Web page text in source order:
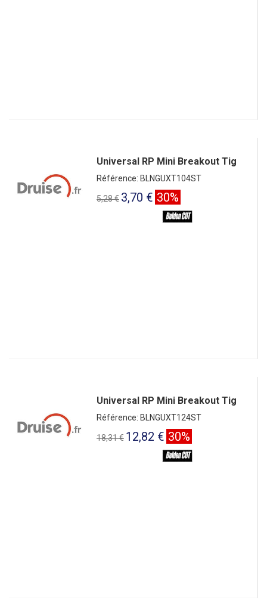
Universal RP Mini Breakout Tig
Référence: BLNGUXT104ST
5,28 € 3,70 € 30%
Universal RP Mini Breakout Tig
Référence: BLNGUXT124ST
18,31 € 12,82 € 30%